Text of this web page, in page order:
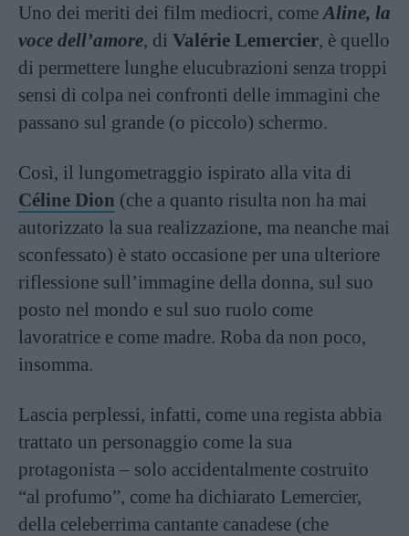
Uno dei meriti dei film mediocri, come Aline, la
voce dell’amore, di Valérie Lemercier, è quello
di permettere lunghe elucubrazioni senza troppi
sensi di colpa nei confronti delle immagini che
passano sul grande (o piccolo) schermo.
Così, il lungometraggio ispirato alla vita di
Céline Dion (che a quanto risulta non ha mai
autorizzato la sua realizzazione, ma neanche mai
sconfessato) è stato occasione per una ulteriore
riflessione sull’immagine della donna, sul suo
posto nel mondo e sul suo ruolo come
lavoratrice e come madre. Roba da non poco,
insomma.
Lascia perplessi, infatti, come una regista abbia
trattato un personaggio come la sua
protagonista – solo accidentalmente costruito
“al profumo”, come ha dichiarato Lemercier,
della celeberrima cantante canadese (che